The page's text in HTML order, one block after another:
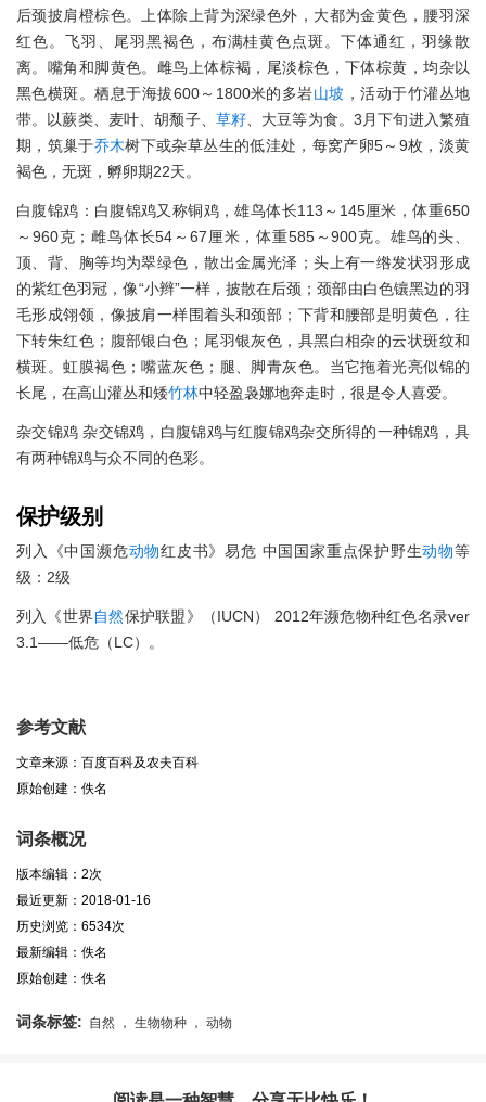
后颈披肩橙棕色。上体除上背为深绿色外，大都为金黄色，腰羽深
红色。飞羽、尾羽黑褐色，布满桂黄色点斑。下体通红，羽缘散
离。嘴角和脚黄色。雌鸟上体棕褐，尾淡棕色，下体棕黄，均杂以
黑色横斑。栖息于海拔600～1800米的多岩山坡 ，活动于竹灌丛地
带。以蕨类、麦叶、胡颓子、 草籽、大豆等为食。3月下旬进入繁殖
期，筑巢于乔木树下或杂草丛生的低洼处，每窝产卵5～9枚，淡黄
褐色，无斑，孵卵期22天。
白腹锦鸡：白腹锦鸡又称铜鸡，雄鸟体长113～145厘米，体重650
～960克；雌鸟体长54～67厘米，体重585～900克。雄鸟的头、
顶、背、胸等均为翠绿色，散出金属光泽；头上有一绺发状羽形成
的紫红色羽冠，像“小辫”一样，披散在后颈；颈部由白色镶黑边的羽
毛形成翎领，像披肩一样围着头和颈部；下背和腰部是明黄色，往
下转朱红色；腹部银白色；尾羽银灰色，具黑白相杂的云状斑纹和
横斑。虹膜褐色；嘴蓝灰色；腿、脚青灰色。当它拖着光亮似锦的
长尾，在高山灌丛和矮竹林中轻盈袅娜地奔走时，很是令人喜爱。
杂交锦鸡 杂交锦鸡，白腹锦鸡与红腹锦鸡杂交所得的一种锦鸡，具
有两种锦鸡与众不同的色彩。
保护级别
列入《中国濒危动物红皮书》易危 中国国家重点保护野生动物等
级：2级
列入《世界自然保护联盟》（IUCN） 2012年濒危物种红色名录ver
3.1——低危（LC）。
参考文献
文章来源：百度百科及农夫百科
原始创建：佚名
词条概况
版本编辑：2次
最近更新：2018-01-16
历史浏览：6534次
最新编辑：佚名
原始创建：佚名
词条标签: 自然 ， 生物物种 ， 动物